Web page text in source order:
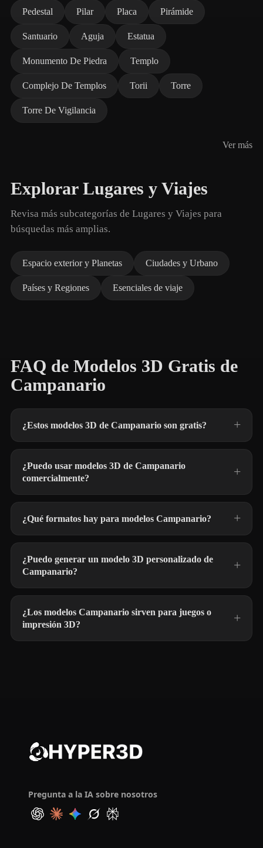
Pedestal Pilar Placa Pirámide
Santuario Aguja Estatua
Monumento De Piedra Templo
Complejo De Templos Torii Torre
Torre De Vigilancia
Ver más
Explorar Lugares y Viajes
Revisa más subcategorías de Lugares y Viajes para
búsquedas más amplias.
Espacio exterior y Planetas Ciudades y Urbano
Países y Regiones Esenciales de viaje
FAQ de Modelos 3D Gratis de
Campanario
¿Estos modelos 3D de Campanario son gratis?
¿Puedo usar modelos 3D de Campanario
comercialmente?
¿Qué formatos hay para modelos Campanario?
¿Puedo generar un modelo 3D personalizado de
Campanario?
¿Los modelos Campanario sirven para juegos o
impresión 3D?
Pregunta a la IA sobre nosotros